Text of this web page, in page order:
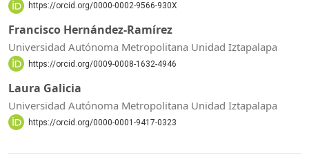
https://orcid.org/0000-0002-9566-930X
Francisco Hernández-Ramírez
Universidad Autónoma Metropolitana Unidad Iztapalapa
https://orcid.org/0009-0008-1632-4946
Laura Galicia
Universidad Autónoma Metropolitana Unidad Iztapalapa
https://orcid.org/0000-0001-9417-0323